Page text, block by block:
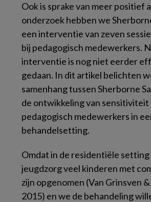
Ook is sprake van meer positief
onderzoek hebben we
een interventie van zeven
bij pedagogisch medewerkers.
interventie is nog niet eerder
gedaan. In dit artikel belichten
samenhang tussen Sherborne
de ontwikkeling van sensitiviteit
pedagogisch medewerkers in
behandelsetting.
Omdat in de residentiële
jeugdzorg veel kinderen met
zijn opgenomen (Van Grinsven
2015) en we de behandeling